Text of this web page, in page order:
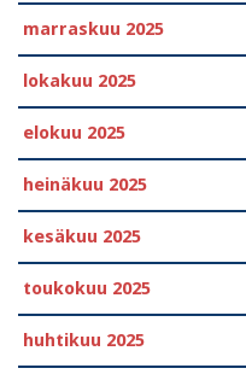
marraskuu 2025
lokakuu 2025
elokuu 2025
heinäkuu 2025
kesäkuu 2025
toukokuu 2025
huhtikuu 2025